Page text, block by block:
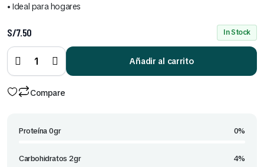
• Ideal para hogares
S/7.50 In Stock
Ají
Criollo
Doypack
380 gr
quantity
Añadir al carrito
Compare
Proteína 0gr 0%
Carbohidratos 2gr 4%